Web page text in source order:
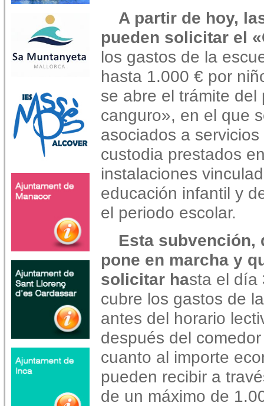
A partir de hoy,
pueden solicitar el
los gastos de la
hasta 1.000 € por
se abre el trámite
canguro», en el que
asociados a
custodia prestados
instalaciones
educación infantil y
el periodo escolar.
Esta subvención,
pone en marcha y
solicitar hasta el día
cubre los gastos de
antes del horario
después del
cuanto al importe
pueden recibir a
de un máximo de